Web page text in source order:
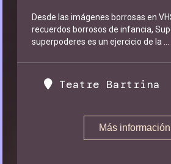
Desde las imágenes borrosas en
recuerdos borrosos de infancia,
superpoderes es un ejercicio de la
Teatre Bartrina
Más información